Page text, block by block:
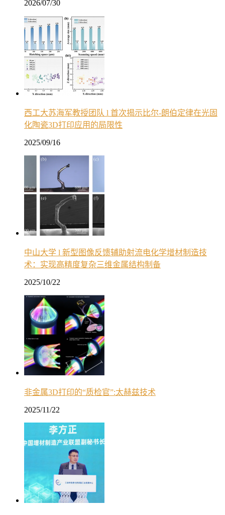
2026/07/30
西工大苏海军教授团队 l 首次揭示比尔-朗伯定律在光固
化陶瓷3D打印应用的局限性
2025/09/16
中山大学 l 新型图像反馈辅助射流电化学增材制造技
术：实现高精度复杂三维金属结构制备
2025/10/22
非金属3D打印的“质检官”:太赫兹技术
2025/11/22